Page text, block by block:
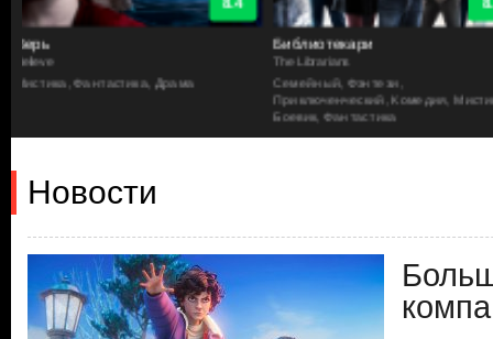
Библиотекари
The Librarians
Семейный, Фэнтези,
Загадочные события
Stranger Things
Драма, Семейный, Триллер,
Фантастика, Мистика
Новости